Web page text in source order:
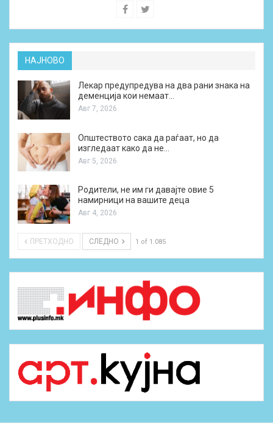
НАЈНОВО
Лекар предупредува на два рани знака на
деменција кои немаат…
Авг 7, 2026
Општеството сака да раѓаат, но да
изгледаат како да не…
Авг 5, 2026
Родители, не им ги давајте овие 5
намирници на вашите деца
Авг 4, 2026
ПРЕТХОДНО СЛЕДНО 1 of 1.085